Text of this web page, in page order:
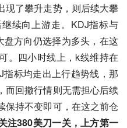
现了攀升走势，则后续大攀
续向上游走。KDJ指标与
方向仍选择为多头，在这
。四小时线上，k线维持在
标均走出上行趋势线，那
而回撤行情则无需担心后续
保持不变即可，在这之前仓
注380美刀一关，上方第一